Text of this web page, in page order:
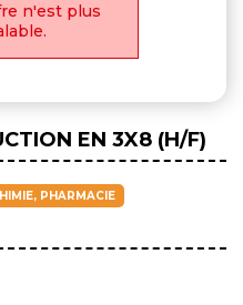
n'est plus
EN 3X8 (H/F)
PHARMACIE